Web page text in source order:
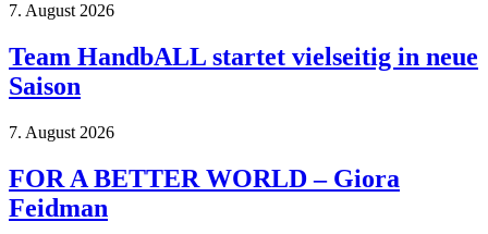
7. August 2026
Team HandbALL startet vielseitig in neue
Saison
7. August 2026
FOR A BETTER WORLD – Giora
Feidman